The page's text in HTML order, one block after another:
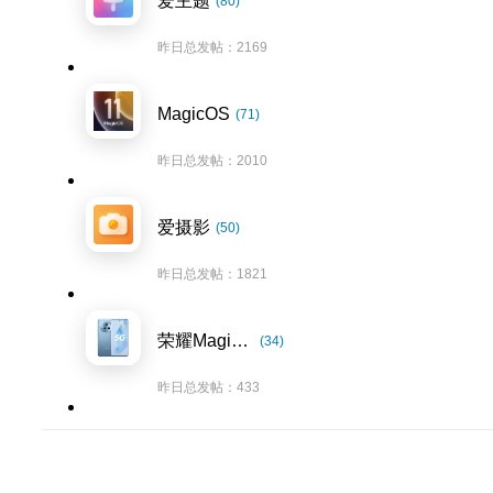
昨日总发帖：2169
MagicOS (71)
昨日总发帖：2010
爱摄影 (50)
昨日总发帖：1821
荣耀Magic5系列 (34)
昨日总发帖：433